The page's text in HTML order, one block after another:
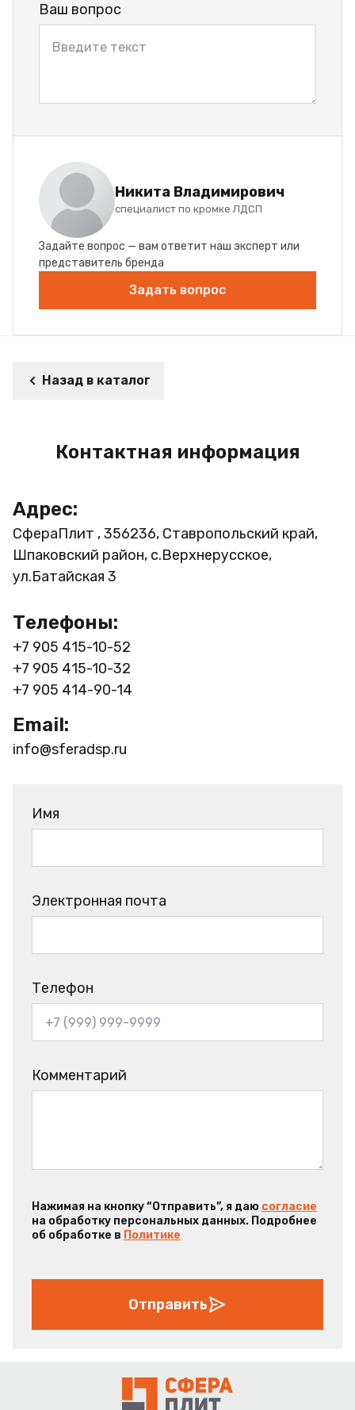
Ваш вопрос
Никита Владимирович
специалист по кромке ЛДСП
Задайте вопрос — вам ответит наш эксперт или
представитель бренда
Задать вопрос
Назад в каталог
Контактная информация
Адрес:
СфераПлит , 356236, Ставропольский край,
Шпаковский район, с.Верхнерусское,
ул.Батайская 3
Телефоны:
+7 905 415-10-52
+7 905 415-10-32
+7 905 414-90-14
Email:
info@sferadsp.ru
Имя
Электронная почта
Телефон
Комментарий
Нажимая на кнопку “Отправить”, я даю согласие
на обработку персональных данных. Подробнее
об обработке в Политике
Отправить